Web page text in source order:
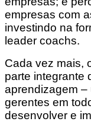
empresas com
investindo na
leader coachs.
Cada vez mais,
parte integrante
aprendizagem
gerentes em
desenvolver e